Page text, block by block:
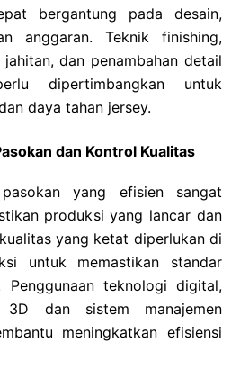
bergantung pada desain,
anggaran. Teknik finishing,
dan penambahan detail
dipertimbangkan untuk
daya tahan jersey.
dan Kontrol Kualitas
yang efisien sangat
produksi yang lancar dan
yang ketat diperlukan di
untuk memastikan standar
teknologi digital,
3D dan sistem manajemen
meningkatkan efisiensi